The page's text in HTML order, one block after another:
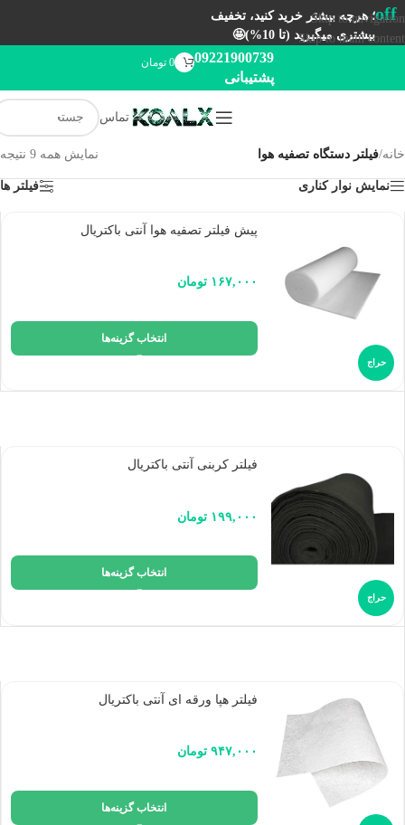
Skip to navigation
Skip to main content
off؛ هرچه بیشتر خرید کنید، تخفیف
بیشتری میگیرید (تا 10%)🤩
09221900739
پشتیبانی
0 تومان
تماس
خانه/فیلتر دستگاه تصفیه هوا نمایش همه 9 نتیجه
نمایش نوار کناری فیلتر ها
حراج
پیش فیلتر تصفیه هوا آنتی باکتریال
۱۶۷,۰۰۰ تومان
انتخاب گزینه‌ها
حراج
فیلتر کربنی آنتی باکتریال
۱۹۹,۰۰۰ تومان
انتخاب گزینه‌ها
فیلتر هپا ورقه ای آنتی باکتریال
۹۴۷,۰۰۰ تومان
انتخاب گزینه‌ها